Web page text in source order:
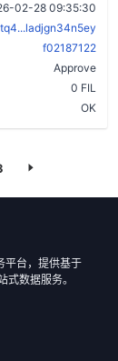
02-28 09:35:30
f02187122
Approve
0 FIL
OK
平台，提供基于
数据服务。